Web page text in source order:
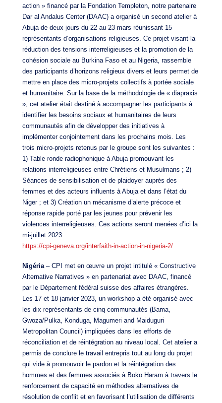
action » financé par la Fondation Templeton, notre partenaire
Dar al Andalus Center (DAAC) a organisé un second atelier à
Abuja de deux jours du 22 au 23 mars réunissant 15
représentants d’organisations religieuses. Ce projet visant la
réduction des tensions interreligieuses et la promotion de la
cohésion sociale au Burkina Faso et au Nigeria, rassemble
des participants d’horizons religieux divers et leurs permet de
mettre en place des micro-projets collectifs à portée sociale
et humanitaire. Sur la base de la méthodologie de « diapraxis
», cet atelier était destiné à accompagner les participants à
identifier les besoins sociaux et humanitaires de leurs
communautés afin de développer des initiatives à
implémenter conjointement dans les prochains mois. Les
trois micro-projets retenus par le groupe sont les suivantes :
1) Table ronde radiophonique à Abuja promouvant les
relations interreligieuses entre Chrétiens et Musulmans ; 2)
Séances de sensibilisation et de plaidoyer auprès des
femmes et des acteurs influents à Abuja et dans l’état du
Niger ; et 3) Création un mécanisme d’alerte précoce et
réponse rapide porté par les jeunes pour prévenir les
violences interreligieuses. Ces actions seront menées d’ici la
mi-juillet 2023.
https://cpi-geneva.org/interfaith-in-action-in-nigeria-2/
Nigéria – CPI met en œuvre un projet intitulé « Constructive
Alternative Narratives » en partenariat avec DAAC, financé
par le Département fédéral suisse des affaires étrangères.
Les 17 et 18 janvier 2023, un workshop a été organisé avec
les dix représentants de cinq communautés (Bama,
Gwoza/Pulka, Konduga, Magumeri and Maiduguri
Metropolitan Council) impliquées dans les efforts de
réconciliation et de réintégration au niveau local. Cet atelier a
permis de conclure le travail entrepris tout au long du projet
qui vide à promouvoir le pardon et la réintégration des
hommes et des femmes associés à Boko Haram à travers le
renforcement de capacité en méthodes alternatives de
résolution de conflit et en favorisant l’utilisation de différents